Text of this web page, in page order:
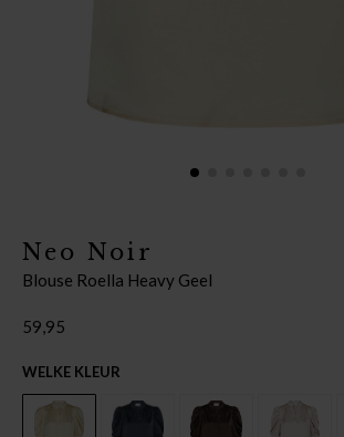
Neo Noir
Blouse Roella Heavy Geel
59,95
WELKE KLEUR